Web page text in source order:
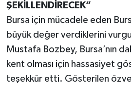
ŞEKİLLENDİRECEK”
Bursa için mücadele eden
büyük değer verdiklerini
Mustafa Bozbey, Bursa’nın
kent olması için hassasiyet
teşekkür etti. Gösterilen